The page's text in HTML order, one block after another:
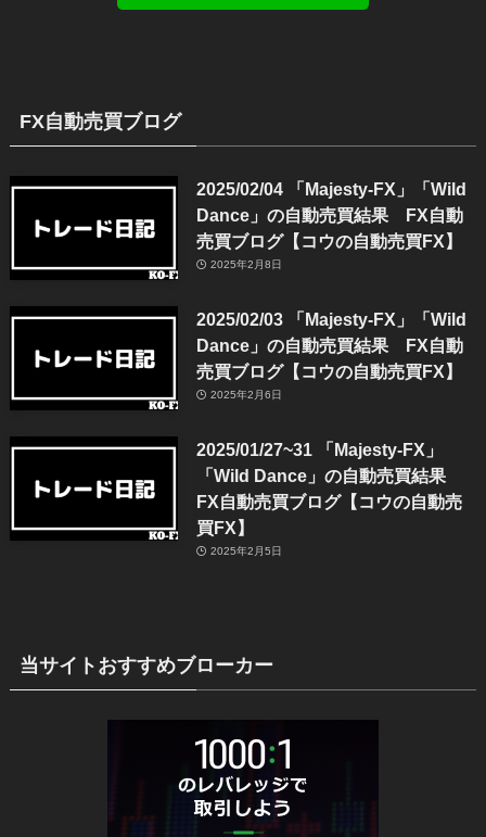
FX自動売買ブログ
2025/02/04 「Majesty-FX」「Wild
Dance」の自動売買結果 FX自動
売買ブログ【コウの自動売買FX】
2025年2月8日
2025/02/03 「Majesty-FX」「Wild
Dance」の自動売買結果 FX自動
売買ブログ【コウの自動売買FX】
2025年2月6日
2025/01/27~31 「Majesty-FX」
「Wild Dance」の自動売買結果
FX自動売買ブログ【コウの自動売
買FX】
2025年2月5日
当サイトおすすめブローカー